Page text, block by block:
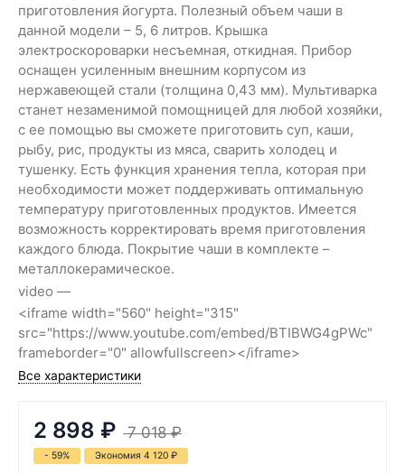
приготовления йогурта. Полезный объем чаши в
данной модели – 5, 6 литров. Крышка
электроскороварки несъемная, откидная. Прибор
оснащен усиленным внешним корпусом из
нержавеющей стали (толщина 0,43 мм). Мультиварка
станет незаменимой помощницей для любой хозяйки,
с ее помощью вы сможете приготовить суп, каши,
рыбу, рис, продукты из мяса, сварить холодец и
тушенку. Есть функция хранения тепла, которая при
необходимости может поддерживать оптимальную
температуру приготовленных продуктов. Имеется
возможность корректировать время приготовления
каждого блюда. Покрытие чаши в комплекте –
металлокерамическое.
video
<iframe width="560" height="315"
src="https://www.youtube.com/embed/BTIBWG4gPWc"
frameborder="0" allowfullscreen></iframe>
Все характеристики
2 898 ₽ 7 018₽
- 59% Экономия 4 120 ₽